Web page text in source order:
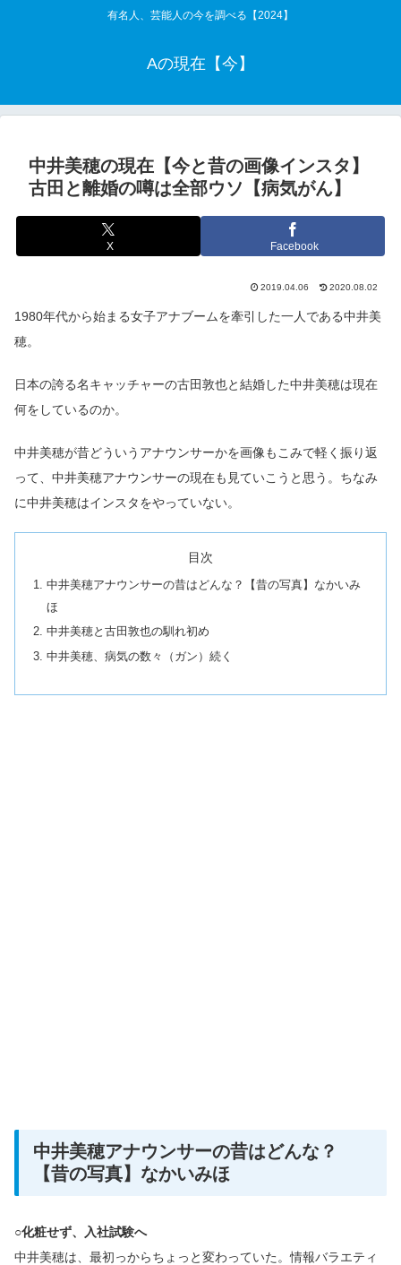
有名人、芸能人の今を調べる【2024】
Aの現在【今】
中井美穂の現在【今と昔の画像インスタ】
古田と離婚の噂は全部ウソ【病気がん】
X Facebook
2019.04.06 2020.08.02
1980年代から始まる女子アナブームを牽引した一人である中井美
穂。
日本の誇る名キャッチャーの古田敦也と結婚した中井美穂は現在
何をしているのか。
中井美穂が昔どういうアナウンサーかを画像もこみで軽く振り返
って、中井美穂アナウンサーの現在も見ていこうと思う。ちなみ
に中井美穂はインスタをやっていない。
目次
中井美穂アナウンサーの昔はどんな？【昔の写真】なかいみ
ほ
中井美穂と古田敦也の馴れ初め
中井美穂、病気の数々（ガン）続く
中井美穂アナウンサーの昔はどんな？
【昔の写真】なかいみほ
○化粧せず、入社試験へ
中井美穂は、最初っからちょっと変わっていた。情報バラエティ